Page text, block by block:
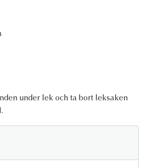
under lek och ta bort leksaken